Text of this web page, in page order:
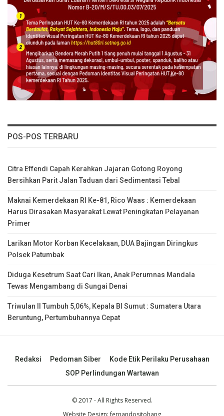
POS-POS TERBARU
Citra Effendi Capah Kerahkan Jajaran Gotong Royong
Bersihkan Parit Jalan Taduan dari Sedimentasi Tebal
Maknai Kemerdekaan RI Ke-81, Rico Waas : Kemerdekaan
Harus Dirasakan Masyarakat Lewat Peningkatan Pelayanan
Primer
Larikan Motor Korban Kecelakaan, DUA Bajingan Diringkus
Polsek Patumbak
Diduga Kesetrum Saat Cari Ikan, Anak Perumnas Mandala
Tewas Mengambang di Sungai Denai
Triwulan II Tumbuh 5,06%, Kepala BI Sumut : Sumatera Utara
Beruntung, Pertumbuhannya Cepat
Redaksi Pedoman Siber
Kode Etik Perilaku Perusahaan
SOP Perlindungan Wartawan
© 2017 - All Rights Reserved.
Website Design:fernandositohang